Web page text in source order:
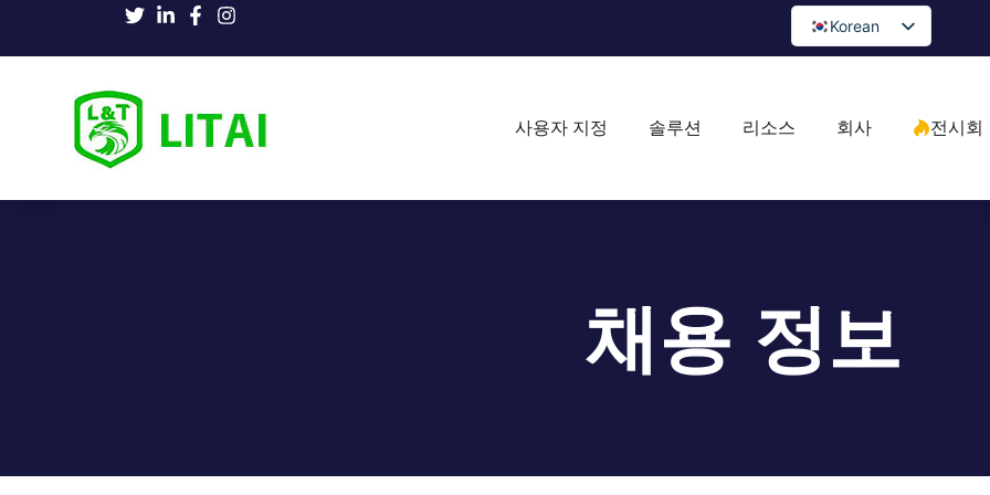
Korean
English
Portuguese
Russian
Bulgarian
사용자 지정 솔루션 리소스 회사 전시회
채용 정보